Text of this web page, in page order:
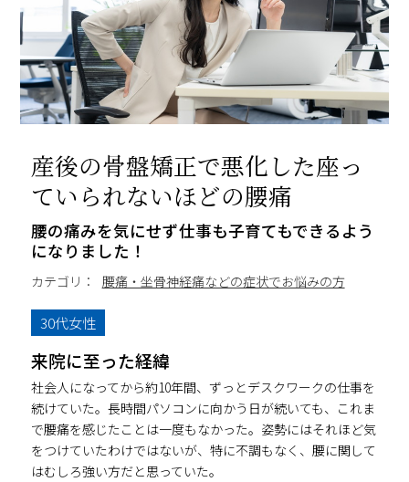
産後の骨盤矯正で悪化した座っ
ていられないほどの腰痛
腰の痛みを気にせず仕事も子育てもできるよう
になりました！
カテゴリ： 腰痛・坐骨神経痛などの症状でお悩みの方
30代女性
来院に至った経緯
社会人になってから約10年間、ずっとデスクワークの仕事を
続けていた。長時間パソコンに向かう日が続いても、これま
で腰痛を感じたことは一度もなかった。姿勢にはそれほど気
をつけていたわけではないが、特に不調もなく、腰に関して
はむしろ強い方だと思っていた。